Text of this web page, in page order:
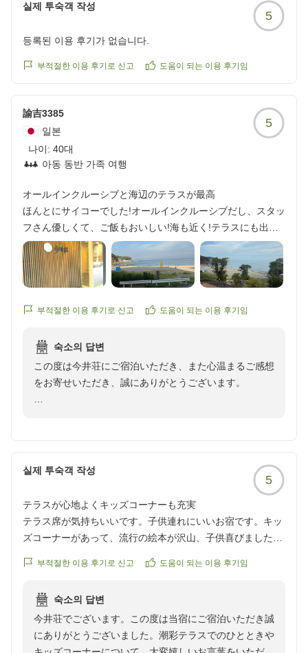
실제 투숙객 작성
5
등록된 이용 후기가 없습니다.
부적절한 이용 후기로 신고 도움이 되는 이용 후기임
諭吉3385
일본
나이: 40대
아동 동반 가족 여행
5
オールインクルーシブと海辺のテラスが最高
ほんとにサイコーでした!オールインクルーシブだし、スタッ
フさん優しくて、ご飯もおいしい!海も近く!テラスにも出ら
れる、オールインクルーシブ!
また泊まりに行きます!ありがとうございました!
他の画像やクチコミの詳細はこちらから
reviewId=33123478290860
부적절한 이용 후기로 신고 도움이 되는 이용 후기임
숙소의 답변
この度は今井荘にご宿泊いただき、また心温まるご感想
をお寄せいただき、誠にありがとうございます。
スタッフの対応までご満足いただけたとのこと、何より
の励みになります。今後も皆様に選んでいただけるよ
う、更なるサービスの改善に努めてまいります。
改めましてこの度は最上級の評価をいただき本当にあり
お言葉を励みに、次回もより快適で楽しいご滞在をご提
会いできます日を心よりお待ちしております。ありがと
うございました。
今井荘 フロントマネージャー
실제 투숙객 작성
5
テラスが心地よくキッズコーナーも充実
テラス席が気持ちいいです。子供連れにいいお宿です。キッ
ズコーナーがあって、流行の絵本が沢山、子供喜びました。
https://review.travel.rakuten.co.jp/hotel/voice/31754?
부적절한 이용 후기로 신고 도움이 되는 이용 후기임
숙소의 답변
今井荘でございます。この度は当宿にご宿泊いただき誠
にありがとうございました。潮彩テラスでのひとときや